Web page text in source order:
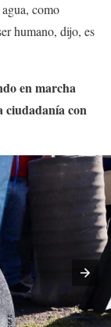
como
humano, dijo, es
en marcha
ciudadanía con